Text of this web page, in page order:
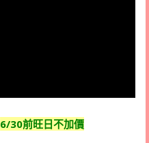
6/30前旺日不加價